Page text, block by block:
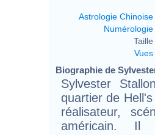
Astrologie Chinoise
Numérologie
Taille
Vues
Biographie de
Sylvester
quartier de
réalisateur,
américain. Il